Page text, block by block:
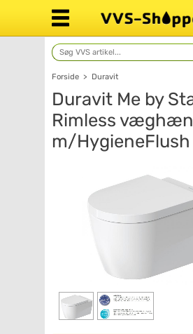
Forside > Duravit
Duravit Me by
Rimless
m/HygieneFlush